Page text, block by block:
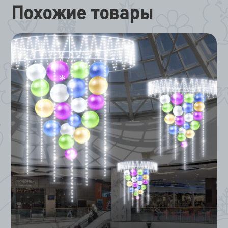
Похожие товары
*